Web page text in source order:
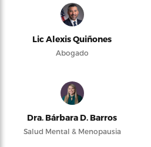
Lic Alexis Quiñones
Abogado
Dra. Bárbara D. Barros
Salud Mental & Menopausia